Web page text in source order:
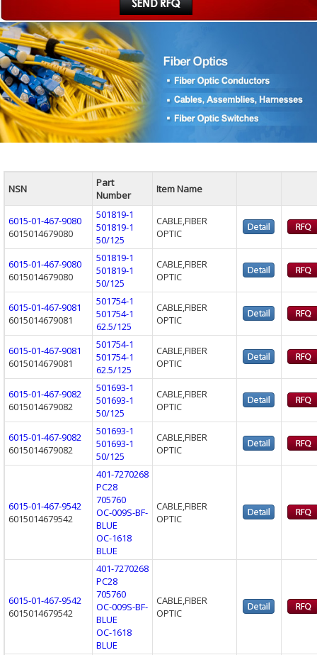
NSN
Part
Number
Item Name
6015-01-467-9080
6015014679080
501819-1
501819-1
50/125
CABLE,FIBER
OPTIC
6015-01-467-9080
6015014679080
501819-1
501819-1
50/125
CABLE,FIBER
OPTIC
6015-01-467-9081
6015014679081
501754-1
501754-1
62.5/125
CABLE,FIBER
OPTIC
6015-01-467-9081
6015014679081
501754-1
501754-1
62.5/125
CABLE,FIBER
OPTIC
6015-01-467-9082
6015014679082
501693-1
501693-1
50/125
CABLE,FIBER
OPTIC
6015-01-467-9082
6015014679082
501693-1
501693-1
50/125
CABLE,FIBER
OPTIC
6015-01-467-9542
6015014679542
401-7270268
PC28
705760
OC-009S-BF-
BLUE
OC-1618
BLUE
CABLE,FIBER
OPTIC
6015-01-467-9542
6015014679542
401-7270268
PC28
705760
OC-009S-BF-
BLUE
OC-1618
BLUE
CABLE,FIBER
OPTIC